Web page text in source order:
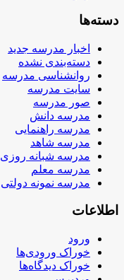
دسته‌ها
اخبار مدرسه جدید
دسته‌بندی نشده
روانشناسی مدرسه
سایت مدرسه
صور مدرسه
مدرسه دانش
مدرسه راهنمایی
مدرسه شاهد
مدرسه شبانه روزی
مدرسه معلم
مدرسه نمونه دولتی
اطلاعات
ورود
خوراک ورودی‌ها
خوراک دیدگاه‌ها